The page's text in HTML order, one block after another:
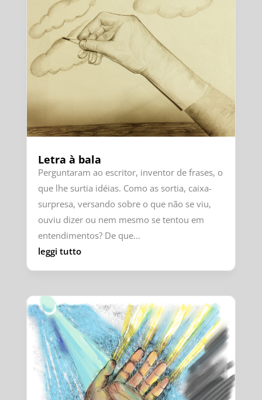
Letra à bala
Perguntaram ao escritor, inventor de frases, o
que lhe surtia idéias. Como as sortia, caixa-
surpresa, versando sobre o que não se viu,
ouviu dizer ou nem mesmo se tentou em
entendimentos? De que...
leggi tutto